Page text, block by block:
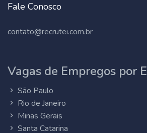
Fale Conosco
contato@recrutei.com.br
Vagas de Empregos por
São Paulo
Rio de Janeiro
Minas Gerais
Santa Catarina